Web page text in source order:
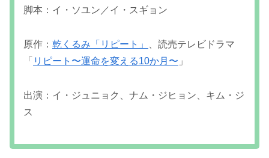
脚本：イ・ソユン／イ・スギョン
原作： 乾くるみ「リピート」
、読売テレビドラマ
「 リピート〜運命を変える10か月〜 」
出演：イ・ジュニョク、ナム・ジヒョン、キム・ジ
ス